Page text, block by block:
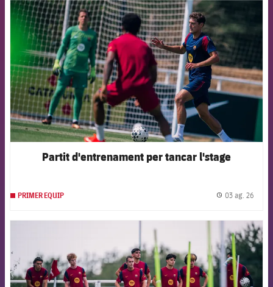
FCB Barcelona badge
Partit d'entrenament per tancar l'stage
PRIMER EQUIP 03 ag. 26